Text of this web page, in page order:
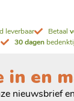
leverbaar Betaal
30 dagen
in en
nieuwsbrief